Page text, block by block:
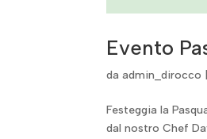
Evento
daadmin_dirocco
Festeggia la
dal nostro Chef